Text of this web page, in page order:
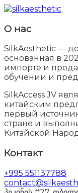
О нас
SilkAesthetic —
основанная в
импорте и
обучении и
SilkAccess JV
китайским
первый
стране и
Китайской
Контакт
+995 551137788